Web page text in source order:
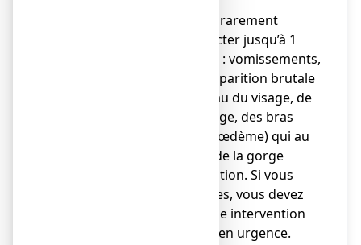
● Les effets indésirables rarement
rapportés (pouvant affecter jusqu’à 1
personne sur 1000) sont : vomissements,
rougeurs (érythème), apparition brutale
de gonflements au niveau du visage, de
la langue et/ou de la gorge, des bras
et/ou des jambes (angioœdème) qui au
niveau de la bouche ou de la gorge
peuvent gêner la respiration. Si vous
présentez ces symptômes, vous devez
arrêter le traitement. Une intervention
médicale est nécessaire en urgence.